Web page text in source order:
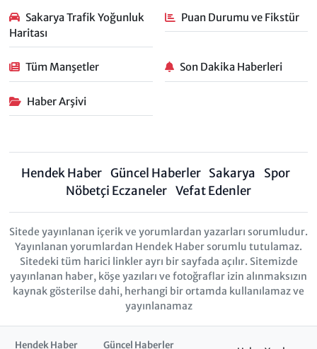
Sakarya Trafik Yoğunluk
Haritası
Puan Durumu ve Fikstür
Tüm Manşetler Son Dakika Haberleri
Haber Arşivi
Hendek Haber Güncel Haberler Sakarya
Spor
Nöbetçi Eczaneler Vefat Edenler
Sitede yayınlanan içerik ve yorumlardan yazarları sorumludur.
Yayınlanan yorumlardan Hendek Haber sorumlu tutulamaz.
Sitedeki tüm harici linkler ayrı bir sayfada açılır. Sitemizde
yayınlanan haber, köşe yazıları ve fotoğraflar izin alınmaksızın
kaynak gösterilse dahi, herhangi bir ortamda kullanılamaz ve
yayınlanamaz
Hendek Haber Güncel Haberler